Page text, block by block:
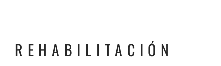
REHABILITACIÓN